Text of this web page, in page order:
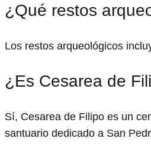
¿Qué restos
Los restos arqueológicos
¿Es Cesarea de
Sí, Cesarea de Filipo es un
santuario dedicado a San